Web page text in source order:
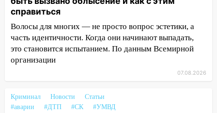
руководителя частной компании
наказали за сокрытие прошлого своего
сотрудник
18:02
В Ульяновск едут звезды
баскетбола!
«УльяновскФармации» за махинации на
3,2 млн рублей
справиться
Волосы для многих — не просто вопрос эстетики, а
часть идентичности. Когда они начинают выпадать,
это становится испытанием. По данным Всемирной
организации
07.08.2026
Криминал Новости
Статьи
#аварии
#ДТП #СК #УМВД